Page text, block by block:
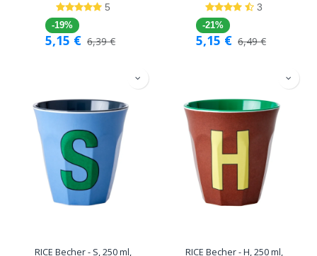
5
-19%
5,15 € 6,39€
3
-21%
5,15 € 6,49€
RICE Becher - S, 250 ml,
RICE Becher - H, 250 ml,